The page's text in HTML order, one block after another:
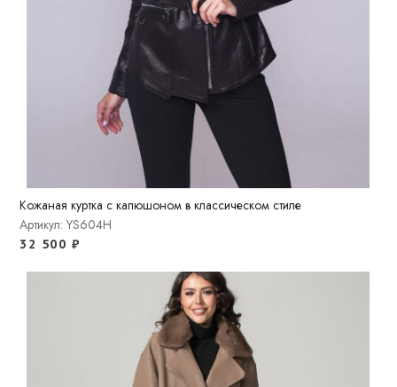
Кожаная куртка с капюшоном в классическом стиле
Артикул: YS604H
32 500 ₽